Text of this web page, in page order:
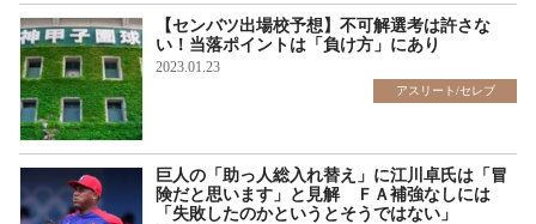
【センバツ出場校予想】不可解選考は許さな
い！当落ポイントは「負け方」にあり
2023.01.23
アスリート/セレブ
巨人の「助っ人総入れ替え」に江川卓氏は「冒
険だと思います」と見解 ＦＡ補強なしには
「失敗したのかというとそうではない」